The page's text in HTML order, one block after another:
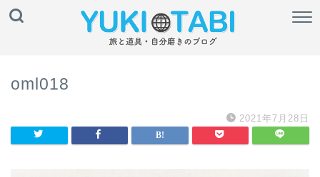
oml018
2021年7月28日